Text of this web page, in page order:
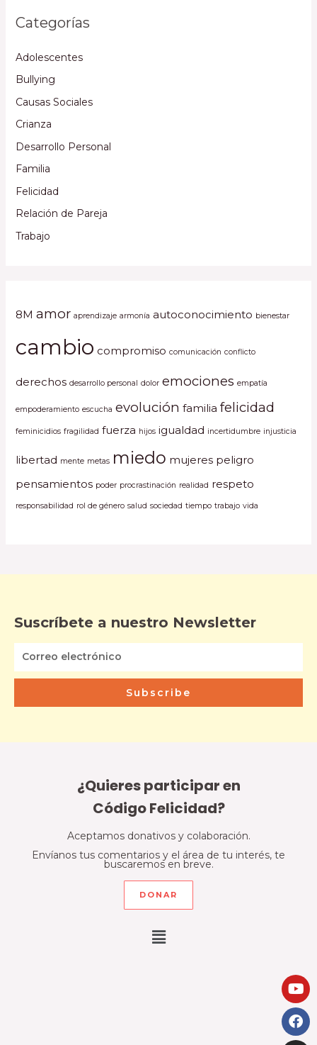
Categorías
Adolescentes
Bullying
Causas Sociales
Crianza
Desarrollo Personal
Familia
Felicidad
Relación de Pareja
Trabajo
8M amor aprendizaje armonía autoconocimiento bienestar
cambio compromiso comunicación conflicto
derechos desarrollo personal dolor emociones empatía
empoderamiento escucha evolución familia felicidad
feminicidios fragilidad fuerza hijos igualdad incertidumbre injusticia
libertad mente metas miedo mujeres peligro
pensamientos poder procrastinación realidad respeto
responsabilidad rol de género salud sociedad tiempo trabajo vida
Suscríbete a nuestro Newsletter
Subscribe
¿Quieres participar en
Código Felicidad?
Aceptamos donativos y colaboración.
Envíanos tus comentarios y el área de tu interés, te
buscaremos en breve.
DONAR